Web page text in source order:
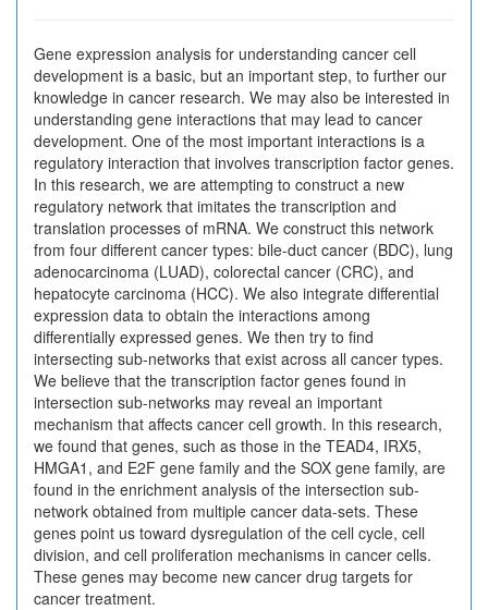
Gene expression analysis for understanding cancer cell
development is a basic, but an important step, to further our
knowledge in cancer research. We may also be interested in
understanding gene interactions that may lead to cancer
development. One of the most important interactions is a
regulatory interaction that involves transcription factor genes.
In this research, we are attempting to construct a new
regulatory network that imitates the transcription and
translation processes of mRNA. We construct this network
from four different cancer types: bile-duct cancer (BDC), lung
adenocarcinoma (LUAD), colorectal cancer (CRC), and
hepatocyte carcinoma (HCC). We also integrate differential
expression data to obtain the interactions among
differentially expressed genes. We then try to find
intersecting sub-networks that exist across all cancer types.
We believe that the transcription factor genes found in
intersection sub-networks may reveal an important
mechanism that affects cancer cell growth. In this research,
we found that genes, such as those in the TEAD4, IRX5,
HMGA1, and E2F gene family and the SOX gene family, are
found in the enrichment analysis of the intersection sub-
network obtained from multiple cancer data-sets. These
genes point us toward dysregulation of the cell cycle, cell
division, and cell proliferation mechanisms in cancer cells.
These genes may become new cancer drug targets for
cancer treatment.